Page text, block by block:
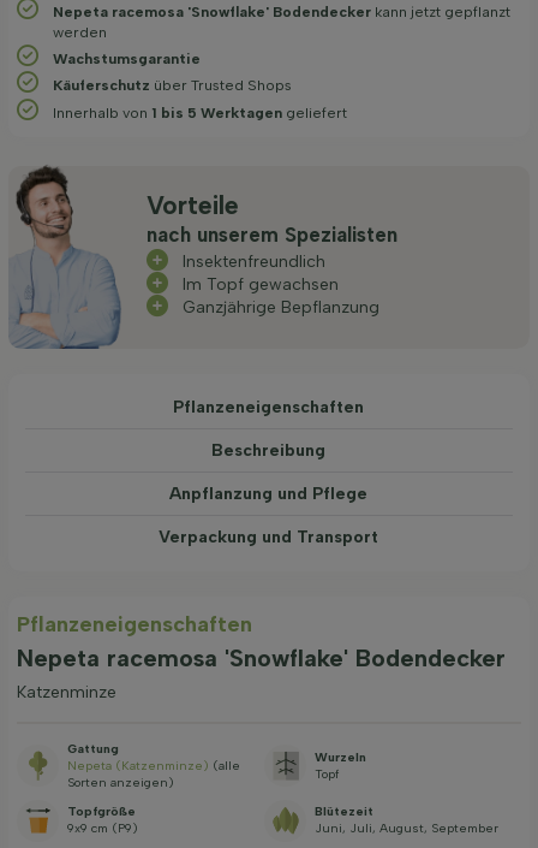
Nepeta racemosa 'Snowflake' Bodendecker kann jetzt gepflanzt
werden
Wachstums­garantie
Käuferschutz über Trusted Shops
Innerhalb von 1 bis 5 Werktagen geliefert
Vorteile
nach unserem Spezialisten
Insektenfreundlich
Im Topf gewachsen
Ganzjährige Bepflanzung
Pflanzeneigenschaften
Beschreibung
Anpflanzung und Pflege
Verpackung und Transport
Pflanzeneigenschaften
Nepeta racemosa 'Snowflake' Bodendecker
Katzenminze
Gattung
Nepeta (Katzenminze) (alle
Sorten anzeigen)
Wurzeln
Topf
Topfgröße
9x9 cm (P9)
Blütezeit
Juni, Juli, August, September